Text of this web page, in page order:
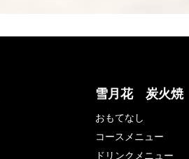
雪月花 炭火焼
おもてなし
コースメニュー
ドリンクメニュー